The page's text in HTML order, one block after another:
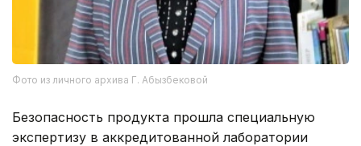
Фото из личного архива Г. Абызбековой
Безопасность продукта прошла специальную
экспертизу в аккредитованной лаборатории